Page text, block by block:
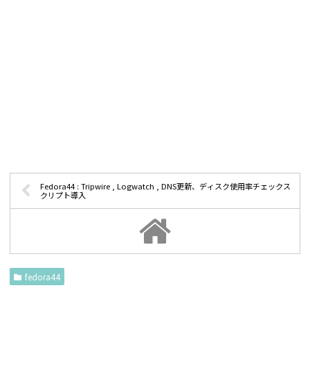
Fedora44 : Tripwire , Logwatch , DNS更新、ディスク使用率チェックス
クリプト導入
fedora44